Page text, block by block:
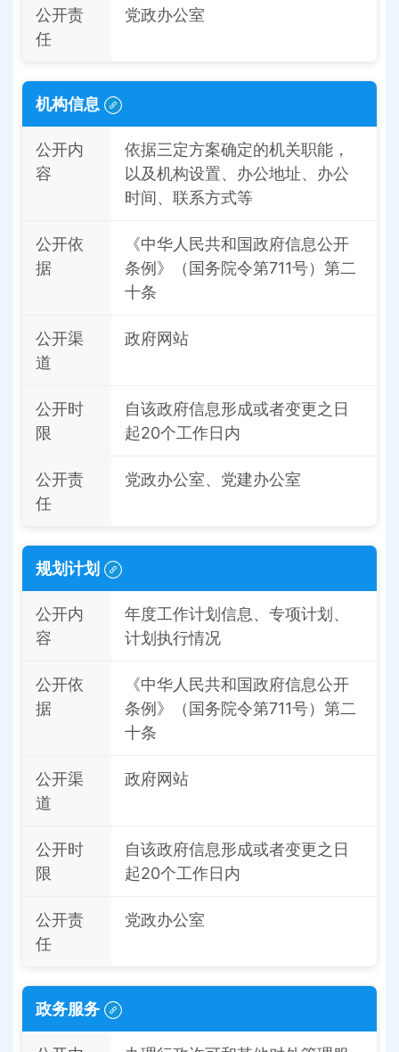
公开责
任
党政办公室
机构信息
公开内
容
依据三定方案确定的机关职能，
以及机构设置、办公地址、办公
时间、联系方式等
公开依
据
《中华人民共和国政府信息公开
条例》（国务院令第711号）第二
十条
公开渠
道
政府网站
公开时
限
自该政府信息形成或者变更之日
起20个工作日内
公开责
任
党政办公室、党建办公室
规划计划
公开内
容
年度工作计划信息、专项计划、
计划执行情况
公开依
据
《中华人民共和国政府信息公开
条例》（国务院令第711号）第二
十条
公开渠
道
政府网站
公开时
限
自该政府信息形成或者变更之日
起20个工作日内
公开责
任
党政办公室
政务服务